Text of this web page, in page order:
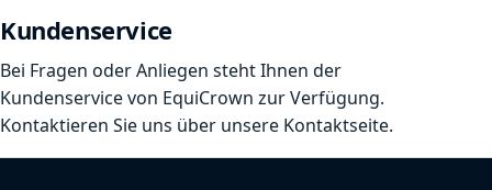
Kundenservice
Bei Fragen oder Anliegen steht Ihnen der
Kundenservice von EquiCrown zur Verfügung.
Kontaktieren Sie uns über unsere Kontaktseite.